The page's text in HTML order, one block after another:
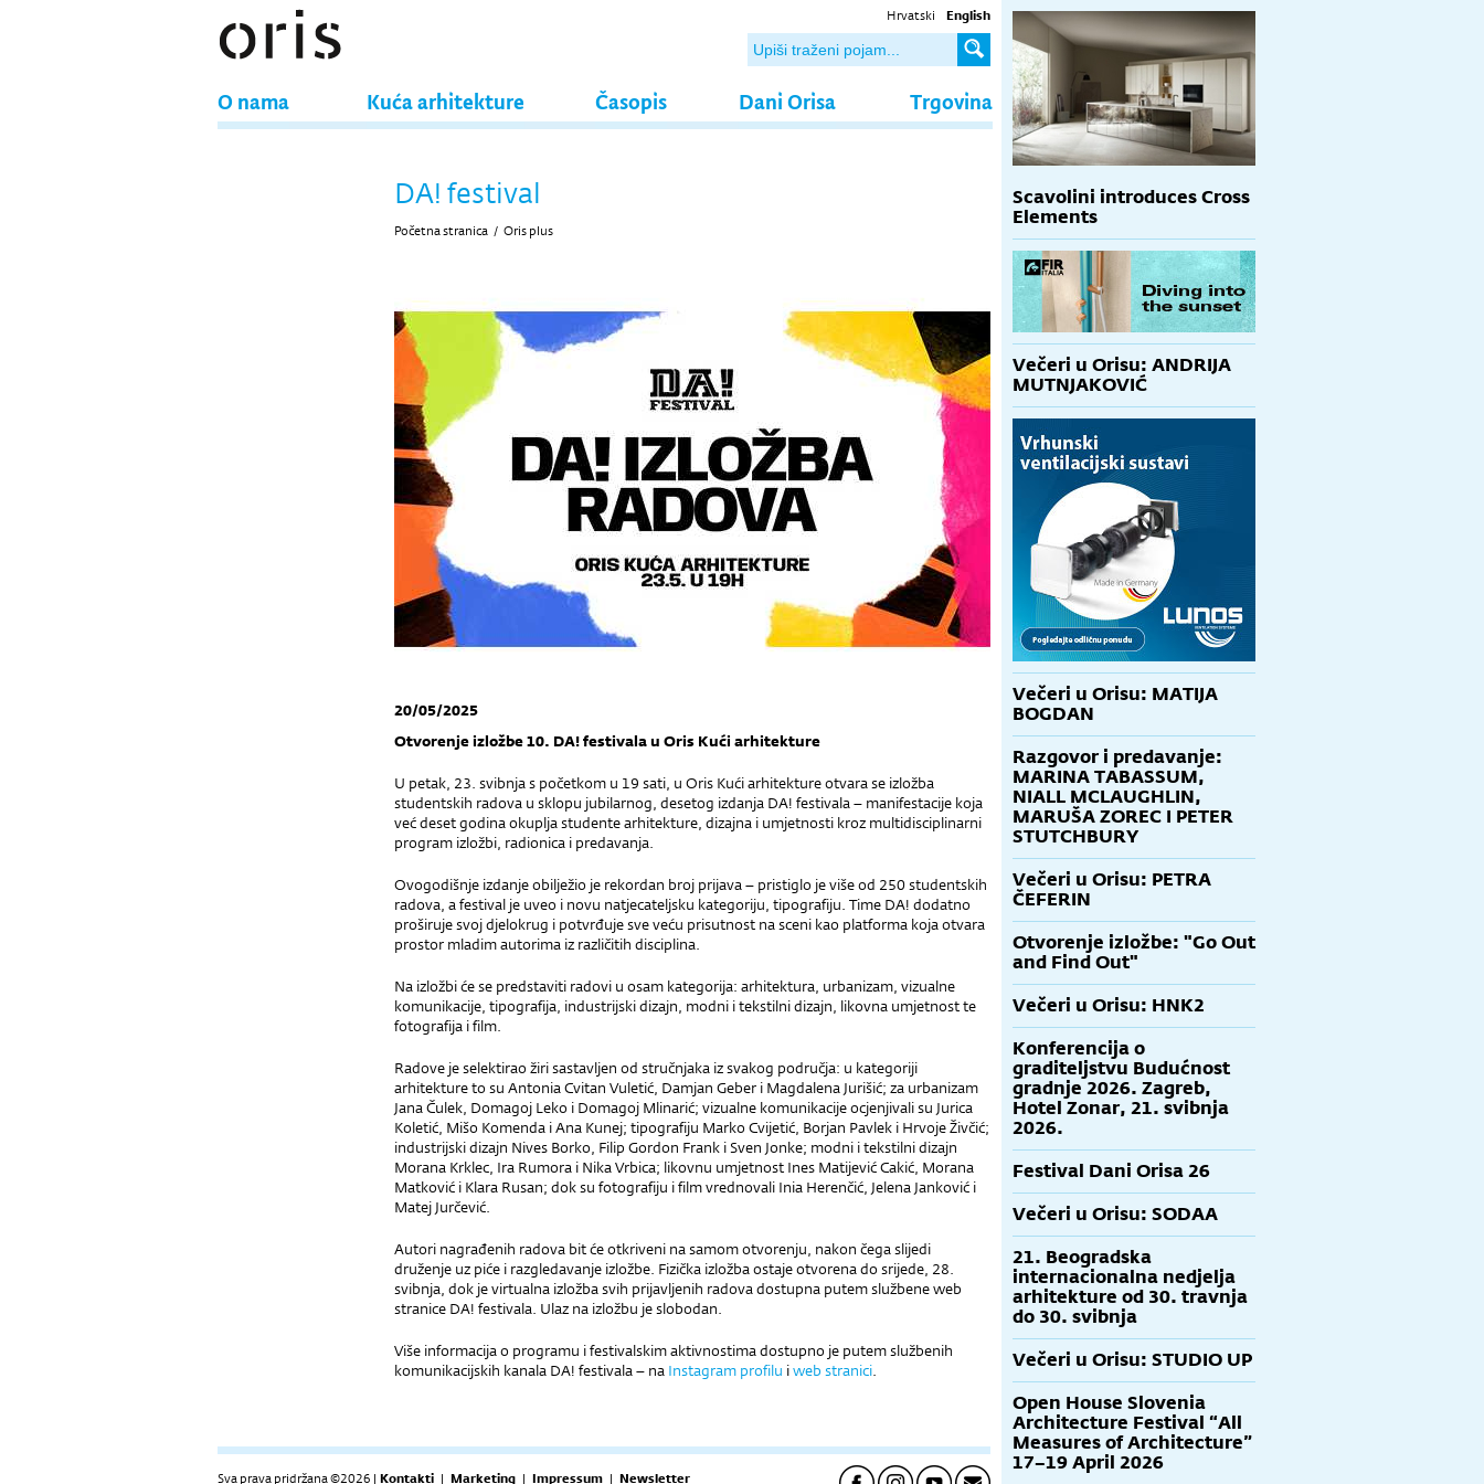
Hrvatski English
O nama Kuća arhitekture Časopis Dani Orisa Trgovina
DA! festival
Početna stranica / Oris plus
20/05/2025
Otvorenje izložbe 10. DA! festivala u Oris Kući arhitekture
U petak, 23. svibnja s početkom u 19 sati, u Oris Kući arhitekture otvara se izložba
studentskih radova u sklopu jubilarnog, desetog izdanja DA! festivala – manifestacije koja
već deset godina okuplja studente arhitekture, dizajna i umjetnosti kroz multidisciplinarni
program izložbi, radionica i predavanja.
Ovogodišnje izdanje obilježio je rekordan broj prijava – pristiglo je više od 250 studentskih
radova, a festival je uveo i novu natjecateljsku kategoriju, tipografiju. Time DA! dodatno
proširuje svoj djelokrug i potvrđuje sve veću prisutnost na sceni kao platforma koja otvara
prostor mladim autorima iz različitih disciplina.
Na izložbi će se predstaviti radovi u osam kategorija: arhitektura, urbanizam, vizualne
komunikacije, tipografija, industrijski dizajn, modni i tekstilni dizajn, likovna umjetnost te
fotografija i film.
Radove je selektirao žiri sastavljen od stručnjaka iz svakog područja: u kategoriji
arhitekture to su Antonia Cvitan Vuletić, Damjan Geber i Magdalena Jurišić; za urbanizam
Jana Čulek, Domagoj Leko i Domagoj Mlinarić; vizualne komunikacije ocjenjivali su Jurica
Koletić, Mišo Komenda i Ana Kunej; tipografiju Marko Cvijetić, Borjan Pavlek i Hrvoje Živčić;
industrijski dizajn Nives Borko, Filip Gordon Frank i Sven Jonke; modni i tekstilni dizajn
Morana Krklec, Ira Rumora i Nika Vrbica; likovnu umjetnost Ines Matijević Cakić, Morana
Matković i Klara Rusan; dok su fotografiju i film vrednovali Inia Herenčić, Jelena Janković i
Matej Jurčević.
Autori nagrađenih radova bit će otkriveni na samom otvorenju, nakon čega slijedi
druženje uz piće i razgledavanje izložbe. Fizička izložba ostaje otvorena do srijede, 28.
svibnja, dok je virtualna izložba svih prijavljenih radova dostupna putem službene web
stranice DA! festivala. Ulaz na izložbu je slobodan.
Više informacija o programu i festivalskim aktivnostima dostupno je putem službenih
komunikacijskih kanala DA! festivala – na Instagram profilu iweb stranici.
Sva prava pridržana ©2026 | Kontakti | Marketing | Impressum | Newsletter
Scavolini introduces Cross
Elements
Večeri u Orisu: ANDRIJA
MUTNJAKOVIĆ
Večeri u Orisu: MATIJA
BOGDAN
Razgovor i predavanje:
MARINA TABASSUM,
NIALL MCLAUGHLIN,
MARUŠA ZOREC I PETER
STUTCHBURY
Večeri u Orisu: PETRA
ČEFERIN
Otvorenje izložbe: "Go Out
and Find Out"
Večeri u Orisu: HNK2
Konferencija o
graditeljstvu Budućnost
gradnje 2026. Zagreb,
Hotel Zonar, 21. svibnja
2026.
Festival Dani Orisa 26
Večeri u Orisu: SODAA
21. Beogradska
internacionalna nedjelja
arhitekture od 30. travnja
do 30. svibnja
Večeri u Orisu: STUDIO UP
Open House Slovenia
Architecture Festival “All
Measures of Architecture”
17–19 April 2026